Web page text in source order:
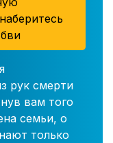
рук смерти
вам того
семьи, о
только